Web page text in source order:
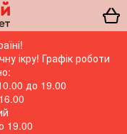
ікру! Графік роботи
до 19.00
19.00